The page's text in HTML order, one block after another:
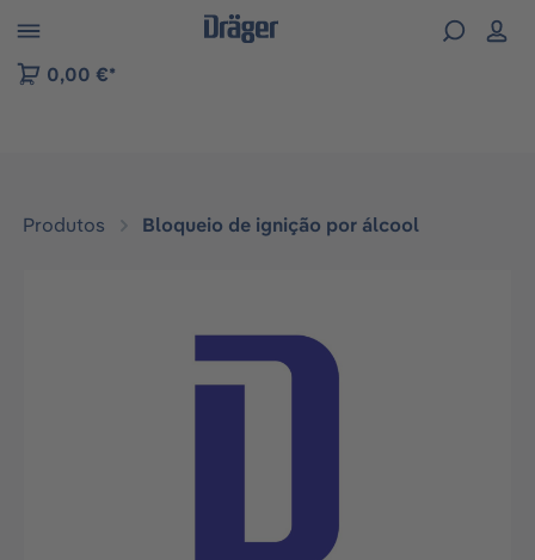
to B2B platform navigation
0,00 €*
Produtos Bloqueio de ignição por álcool
Ignorar galeria de imagens